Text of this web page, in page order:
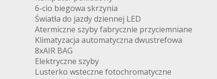
6-cio biegowa skrzynia
Światła do jazdy dziennej LED
Atermiczne szyby fabrycznie przyciemniane
Klimatyzacja automatyczna dwustrefowa
8xAIR BAG
Elektryczne szyby
Lusterko wsteczne fotochromatyczne